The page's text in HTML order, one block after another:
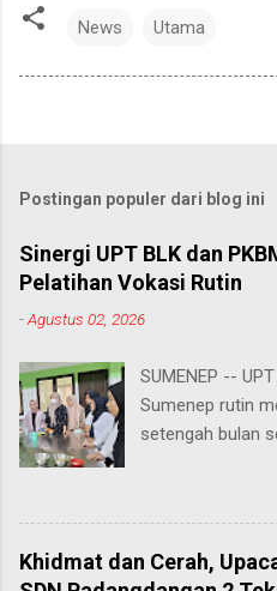
News Utama
Postingan populer dari blog ini
Sinergi UPT BLK dan
Pelatihan Vokasi Rutin
-Agustus 02, 2026
SUMENEP --
Sumenep rutin
setengah bulan
Kabupaten
Program ini
keterampilan,
hingga kejuruan
Khidmat dan Cerah,